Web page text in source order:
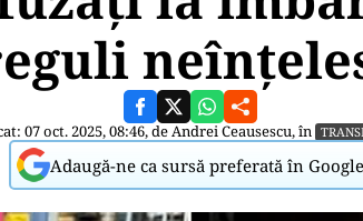
07 oct. 2025, 08:46, deAndrei Ceausescu, în
Adaugă-ne ca sursă preferată în Google